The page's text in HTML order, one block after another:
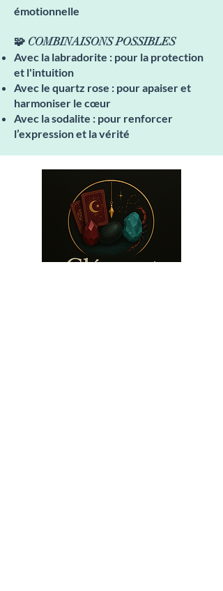
émotionnelle
🧩 COMBINAISONS POSSIBLES
Avec la labradorite : pour la protection
et l'intuition
Avec le quartz rose : pour apaiser et
harmoniser le cœur
Avec la sodalite : pour renforcer
l’expression et la vérité